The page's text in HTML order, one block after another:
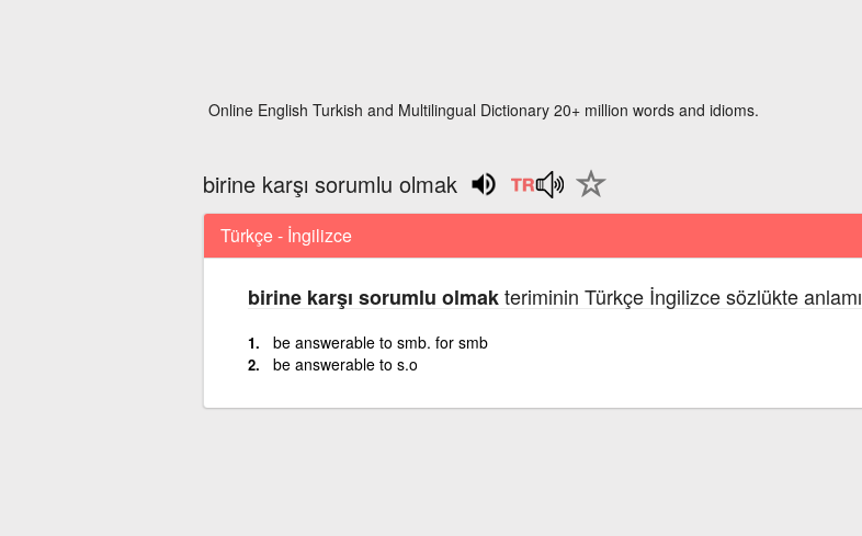
Online English Turkish and Multilingual Dictionary 20+ million words and idioms.
birine karşı sorumlu olmak
Türkçe - İngilizce
birine karşı sorumlu olmakteriminin Türkçe İngilizce sözlükte anlamı
be answerable to smb. for smb
be answerable to s.o